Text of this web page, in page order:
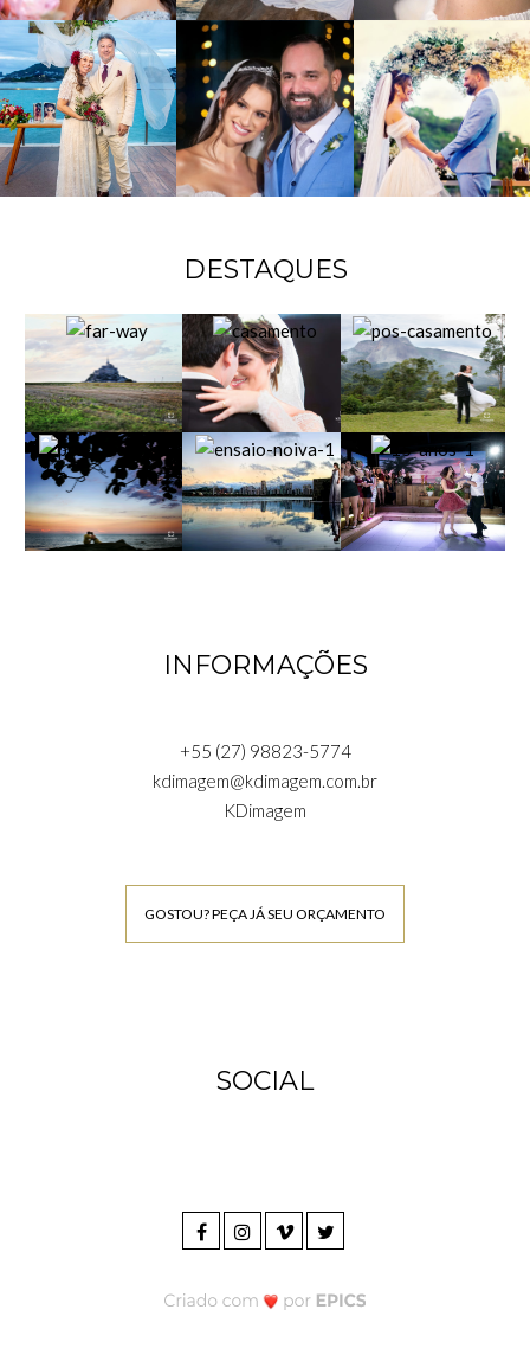
DESTAQUES
INFORMAÇÕES
+55 (27) 98823-5774
kdimagem@kdimagem.com.br
KDimagem
GOSTOU? PEÇA JÁ SEU ORÇAMENTO
SOCIAL